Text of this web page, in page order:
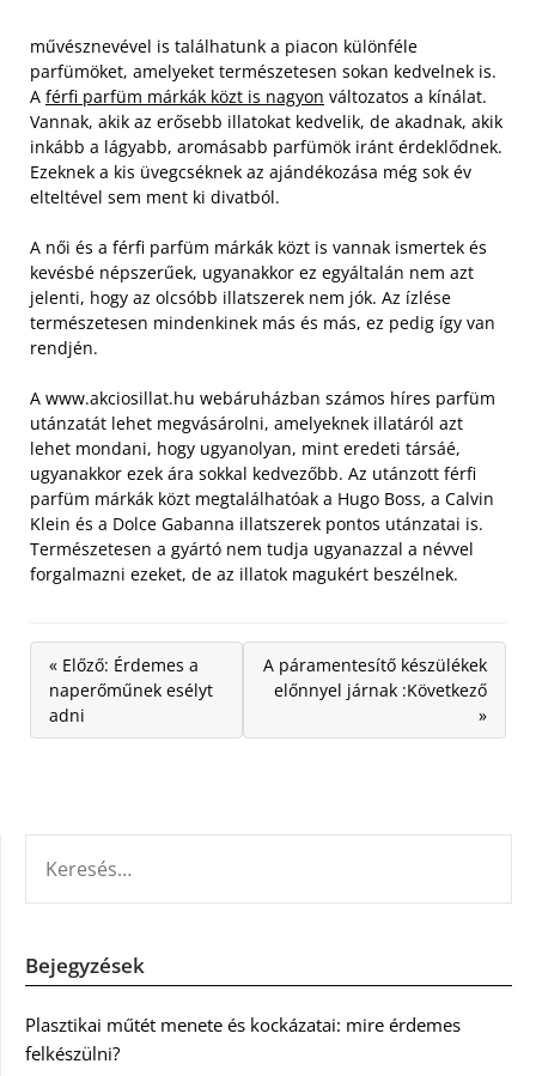
művésznevével is találhatunk a piacon különféle
parfümöket, amelyeket természetesen sokan kedvelnek is.
A férfi parfüm márkák közt is nagyon változatos a kínálat.
Vannak, akik az erősebb illatokat kedvelik, de akadnak, akik
inkább a lágyabb, aromásabb parfümök iránt érdeklődnek.
Ezeknek a kis üvegcséknek az ajándékozása még sok év
elteltével sem ment ki divatból.
A női és a férfi parfüm márkák közt is vannak ismertek és
kevésbé népszerűek, ugyanakkor ez egyáltalán nem azt
jelenti, hogy az olcsóbb illatszerek nem jók. Az ízlése
természetesen mindenkinek más és más, ez pedig így van
rendjén.
A www.akciosillat.hu webáruházban számos híres parfüm
utánzatát lehet megvásárolni, amelyeknek illatáról azt
lehet mondani, hogy ugyanolyan, mint eredeti társáé,
ugyanakkor ezek ára sokkal kedvezőbb. Az utánzott férfi
parfüm márkák közt megtalálhatóak a Hugo Boss, a Calvin
Klein és a Dolce Gabanna illatszerek pontos utánzatai is.
Természetesen a gyártó nem tudja ugyanazzal a névvel
forgalmazni ezeket, de az illatok magukért beszélnek.
« Előző: Érdemes a
naperőműnek esélyt
adni
A páramentesítő készülékek
előnnyel járnak :Következő
»
Bejegyzések
Plasztikai műtét menete és kockázatai: mire érdemes
felkészülni?